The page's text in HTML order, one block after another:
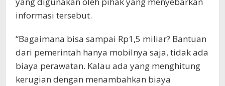
informasi tersebut.
“Bagaimana bisa sampai Rp1,5 miliar? Bantuan
dari pemerintah hanya mobilnya saja, tidak ada
biaya perawatan. Kalau ada yang menghitung
kerugian dengan menambahkan biaya